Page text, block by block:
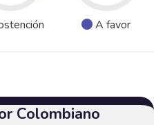
A favor
Colombiano